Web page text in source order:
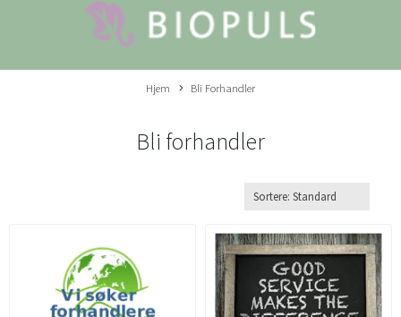
Hjem Bli Forhandler
Bli forhandler